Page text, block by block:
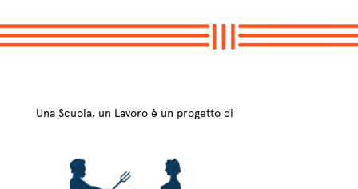
Una Scuola, un Lavoro è un progetto di